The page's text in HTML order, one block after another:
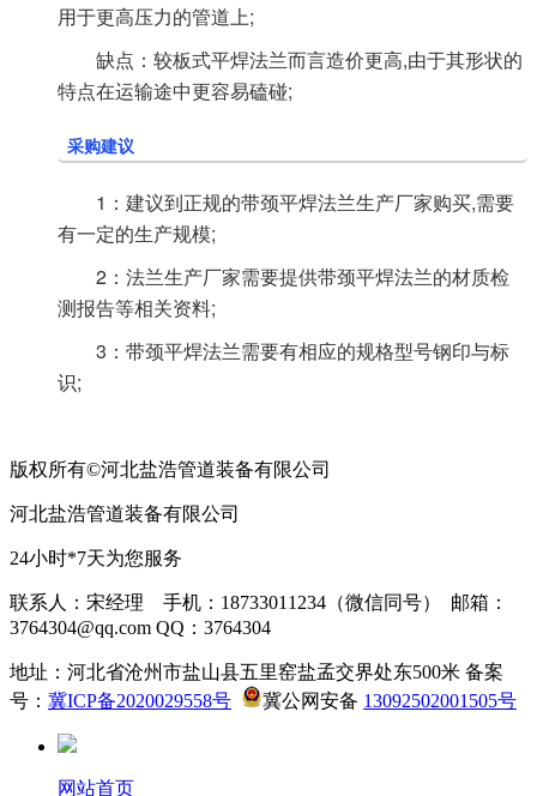
用于更高压力的管道上;
缺点：较板式平焊法兰而言造价更高,由于其形状的
特点在运输途中更容易磕碰;
采购建议
1：建议到正规的带颈平焊法兰生产厂家购买,需要
有一定的生产规模;
2：法兰生产厂家需要提供带颈平焊法兰的材质检
测报告等相关资料;
3：带颈平焊法兰需要有相应的规格型号钢印与标
识;
版权所有©河北盐浩管道装备有限公司
河北盐浩管道装备有限公司
24小时*7天为您服务
联系人：宋经理 手机：18733011234（微信同号） 邮箱：
3764304@qq.com QQ：3764304
地址：河北省沧州市盐山县五里窑盐孟交界处东500米 备案
号： 冀ICP备2020029558号 冀公网安备 13092502001505号
网站首页